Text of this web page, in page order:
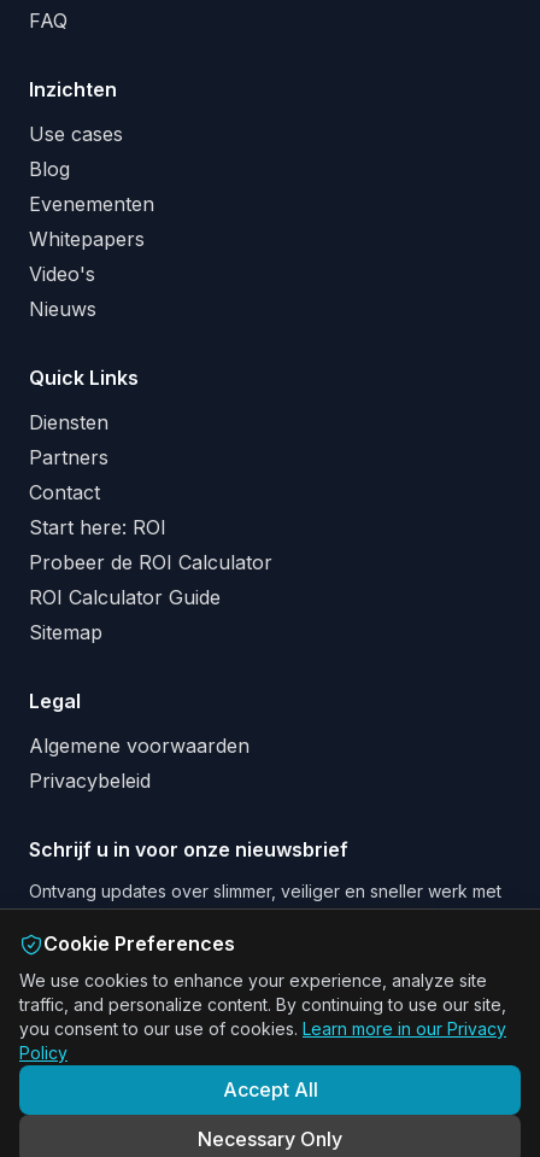
FAQ
Inzichten
Use cases
Blog
Evenementen
Whitepapers
Video's
Nieuws
Quick Links
Diensten
Partners
Contact
Start here: ROI
Probeer de ROI Calculator
ROI Calculator Guide
Sitemap
Legal
Algemene voorwaarden
Privacybeleid
Schrijf u in voor onze nieuwsbrief
Ontvang updates over slimmer, veiliger en sneller werk met
AI en Augmented Reality.
Email address
Schrijf me in voor de nieuwsbrief
ActARion · Benelux · DACH · Nordics
Cookie Preferences
We use cookies to enhance your experience, analyze site
traffic, and personalize content. By continuing to use our site,
you consent to our use of cookies. Learn more in our Privacy
Policy
Accept All
Necessary Only